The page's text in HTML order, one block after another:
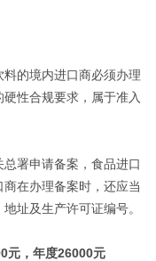
的境内进口商必须办理
性合规要求，属于准入
署申请备案，食品进口
在办理备案时，还应当
址及生产许可证编号。
元，年度26000元